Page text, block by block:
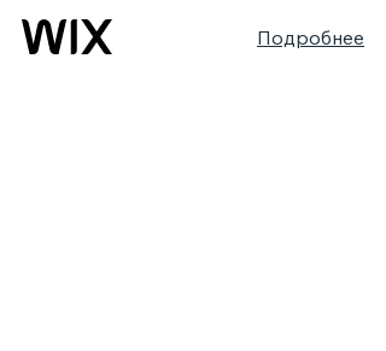
Подробнее